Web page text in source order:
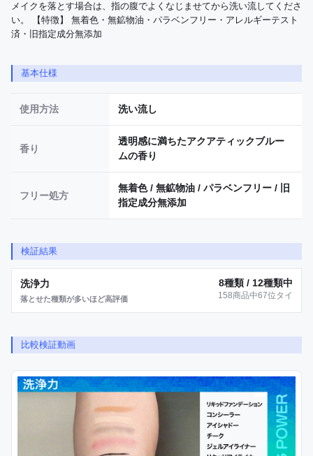
メイクを落とす場合は、指の腹でよくなじませてから洗い流してくださ
い。 【特徴】 無着色・無鉱物油・パラベンフリー・アレルギーテスト
済・旧指定成分無添加
基本仕様
使用方法 洗い流し
香り
透明感に満ちたアクアティックブルー
ムの香り
フリー処方
無着色 / 無鉱物油 / パラベンフリー / 旧
指定成分無添加
検証結果
洗浄力
落とせた種類が多いほど高評価
8種類 / 12種類中
158商品中67位タイ
比較検証動画